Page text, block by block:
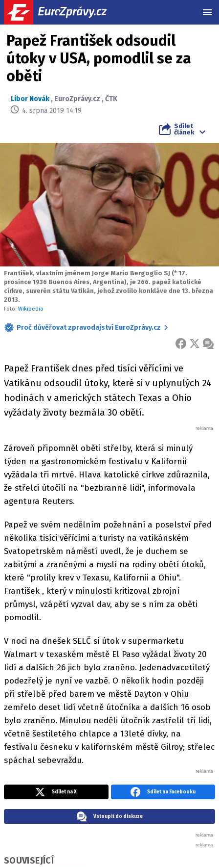
Papež František odsoudil
útoky v USA, pomodlil se za
oběti
Libor Novák , EuroZprávy.cz ,ČTK
4. srpna 2019 14:19
Sdílet
článek
František, vlastním jménem Jorge Mario Bergoglio SJ (* 17.
prosince 1936 Buenos Aires, Argentina), je 266. papež katolické
církve, suverén státu Vatikán, jehož zvolilo konkláve dne 13. března
2013.
Foto: Wikipedia
Proč důvěřovat zpravodajství EuroZprávy.cz
FACEBOOK
X
Papež František dnes před tisíci věřícími ve
Vatikánu odsoudil útoky, které si v uplynulých 24
hodinách v amerických státech Texas a Ohio
vyžádaly životy bezmála 30 obětí.
Zároveň připomněl oběti střelby, která si minulý
týden na gastronomickém festivalu v Kalifornii
vyžádala tři mrtvé. Hlava katolické církve zdůraznila,
že střelci útočili na "bezbranné lidi", informovala
agentura Reuters.
Papež ve svém nedělním požehnání a poselství před
několika tisíci věřícími a turisty na vatikánském
Svatopetrském náměstí uvedl, že je duchem se
zabitými a zraněnými a myslí na rodiny obětí útoků,
které "prolily krev v Texasu, Kalifornii a Ohiu".
František , který v minulosti kritizoval zbrojní
průmysl, vzápětí vyzval dav, aby se s ním za oběti
pomodlil.
V noci na dnešek SELČ si útok v supermarketu
Walmart v texaském městě El Paso vyžádal životy 20
lidí a dalších 26 jich bylo zraněno. Jedenadvacetiletý
podezřelý je nyní ve vazbě. O několik hodin později
při střelbě před barem ve městě Dayton v Ohiu
zemřelo deset lidí včetně útočníka a dalších 16 osob
bylo zraněno. Minulou neděli útočník zastřelil tři lidi,
včetně šestiletého chlapce a 13leté dívky, na
festivalu česneku v kalifornském městě Gilroy; střelec
spáchal sebevraždu.
Sdílet na X Sdílet na Facebooku
Vstoupit do diskuze
SOUVISEJÍCÍ